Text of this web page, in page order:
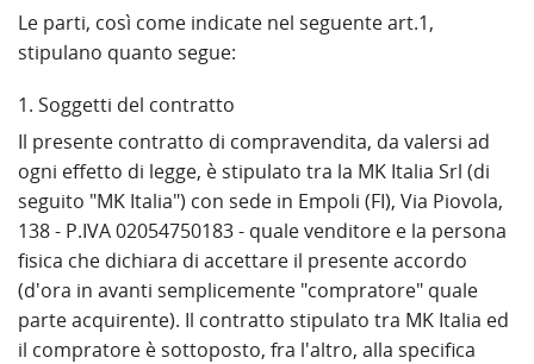
Le parti, così come indicate nel seguente art.1,
stipulano quanto segue:
1. Soggetti del contratto
Il presente contratto di compravendita, da valersi ad
ogni effetto di legge, è stipulato tra la MK Italia Srl (di
seguito "MK Italia") con sede in Empoli (FI), Via Piovola,
138 - P.IVA 02054750183 - quale venditore e la persona
fisica che dichiara di accettare il presente accordo
(d'ora in avanti semplicemente "compratore" quale
parte acquirente). Il contratto stipulato tra MK Italia ed
il compratore è sottoposto, fra l'altro, alla specifica